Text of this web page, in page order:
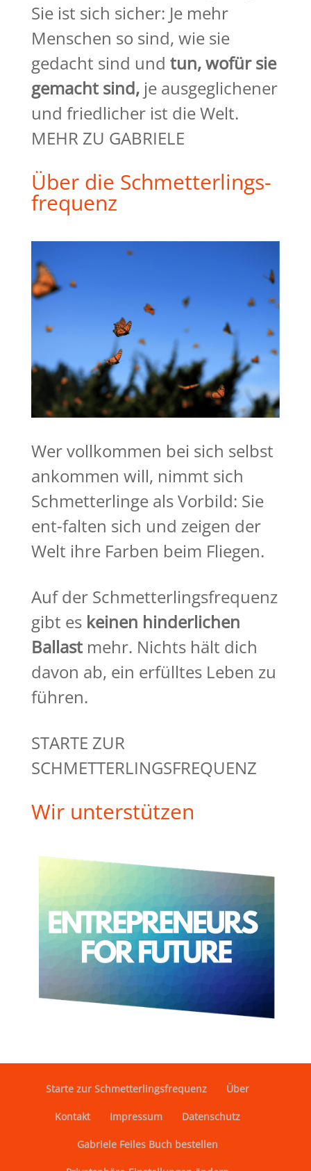
Sie ist sich sicher: Je mehr
Menschen so sind, wie sie
gedacht sind und tun, wofür sie
gemacht sind,je ausgeglichener
und friedlicher ist die Welt.
MEHR ZU GABRIELE
Über die Schmetterlings-
frequenz
Wer vollkommen bei sich selbst
ankommen will, nimmt sich
Schmetterlinge als Vorbild: Sie
ent-falten sich und zeigen der
Welt ihre Farben beim Fliegen.
Auf der Schmetterlingsfrequenz
gibt es keinen hinderlichen
Ballastmehr. Nichts hält dich
davon ab, ein erfülltes Leben zu
führen.
STARTE ZUR
SCHMETTERLINGSFREQUENZ
Wir unterstützen
Starte zur Schmetterlingsfrequenz Über
Kontakt Impressum Datenschutz
Gabriele Feiles Buch bestellen